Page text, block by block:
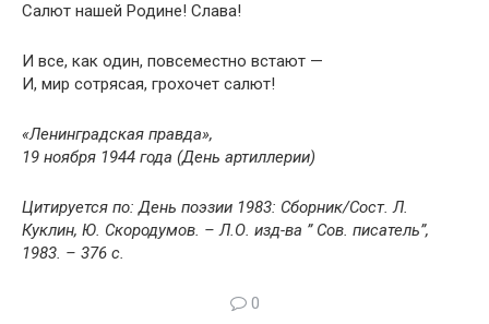
Салют нашей Родине! Слава!
И все, как один, повсеместно встают —
И, мир сотрясая, грохочет салют!
«Ленинградская правда»,
19 ноября 1944 года (День артиллерии)
Цитируется по: День поэзии 1983: Сборник/Сост. Л.
Куклин, Ю. Скородумов. – Л.О. изд-ва ” Сов. писатель”,
1983. – 376 с.
0